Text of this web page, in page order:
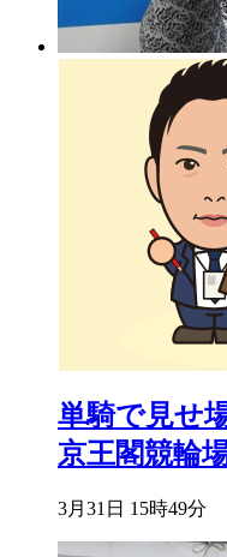
単騎で見せ
京王閣競輪
3月31日 15時49分